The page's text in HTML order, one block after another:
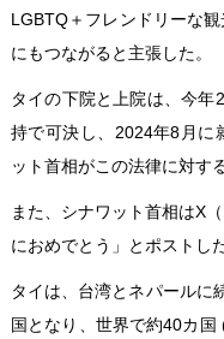
LGBTQ＋フレンドリーな
にもつながると主張した。
タイの下院と上院は、今年
持で可決し、2024年8月に
ット首相がこの法律に対す
また、シナワット首相はX
におめでとう」とポストした
タイは、台湾とネパールに
国となり、 世界で約40カ国